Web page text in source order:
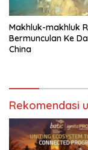
Makhluk-makhluk
Bermunculan Ke
China
Rekomendasi